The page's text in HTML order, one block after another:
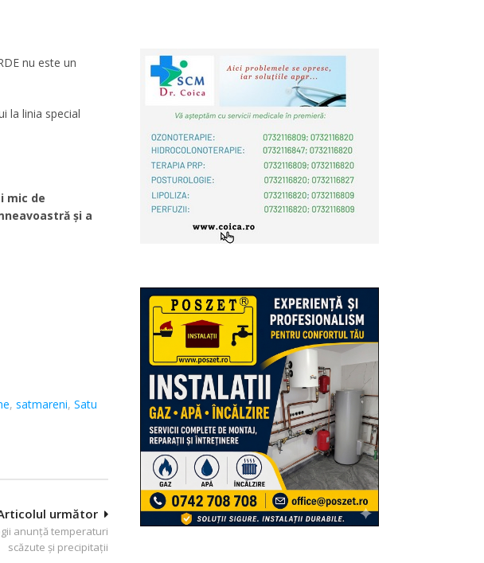
nu este un
la linia special
mic de
și a
, satmareni, Satu
următor
anunță temperaturi
scăzute și precipitații